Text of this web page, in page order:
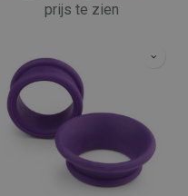
prijs te zien